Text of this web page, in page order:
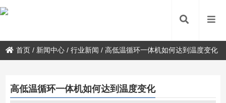
首页 / 新闻中心 /行业新闻 /高低温循环一体机如何达到温度变化
高低温循环一体机如何达到温度变化